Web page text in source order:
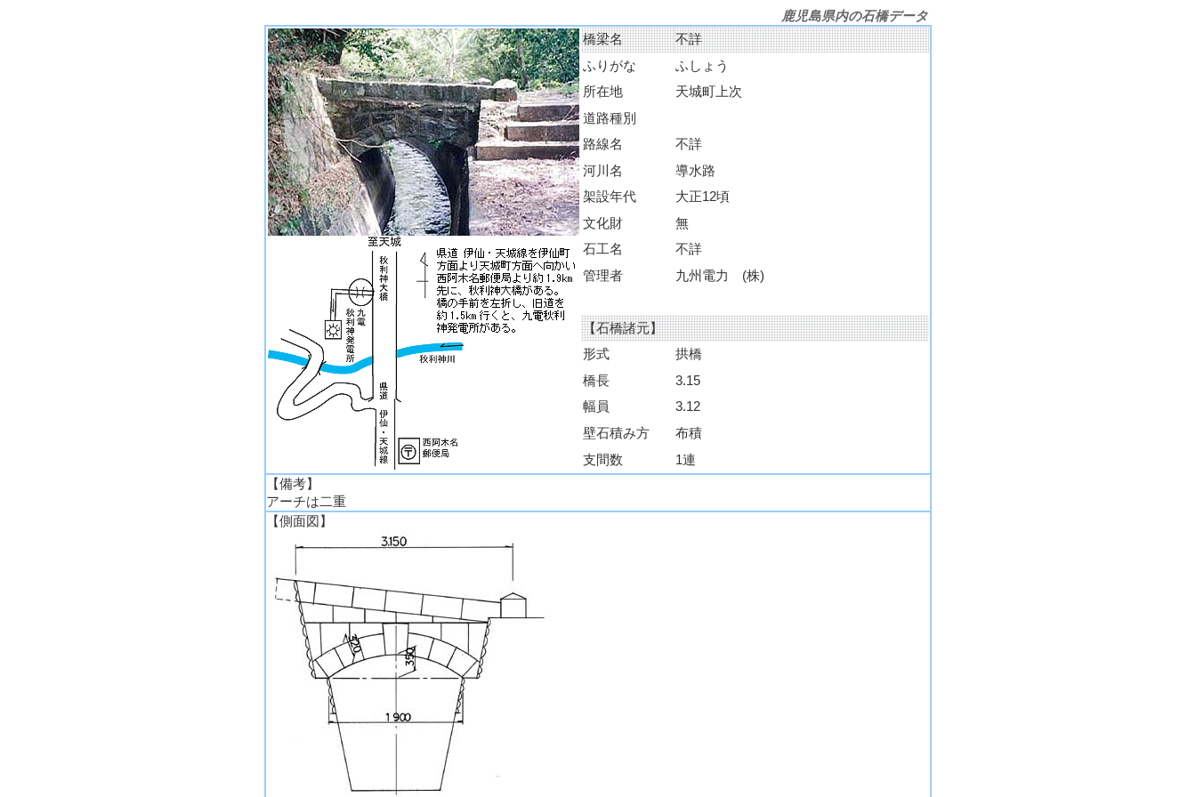
鹿児島県内の石橋データ
橋梁名
不詳
ふりがな
ふしょう
所在地
天城町上次
道路種別
路線名
不詳
河川名
導水路
架設年代
大正12頃
文化財
無
石工名
不詳
管理者
九州電力 (株)
【石橋諸元】
形式
拱橋
橋長
3.15
幅員
3.12
壁石積み方
布積
支間数
1連
【備考】
アーチは二重
【側面図】